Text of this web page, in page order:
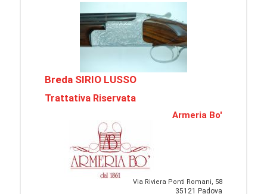
Breda SIRIO LUSSO
Trattativa Riservata
Armeria Bo'
Via Riviera Ponti Romani, 58
35121 Padova